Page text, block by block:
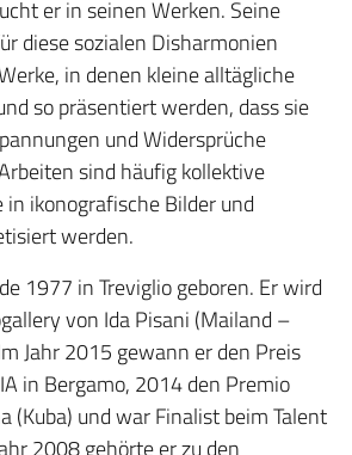
er in seinen Werken. Seine
diese sozialen Disharmonien
in denen kleine alltägliche
so präsentiert werden, dass sie
und Widersprüche
sind häufig kollektive
ikonografische Bilder und
werden.
1977 in Treviglio geboren. Er wird
von Ida Pisani (Mailand –
Jahr 2015 gewann er den Preis
in Bergamo, 2014 den Premio
(Kuba) und war Finalist beim Talent
2008 gehörte er zu den